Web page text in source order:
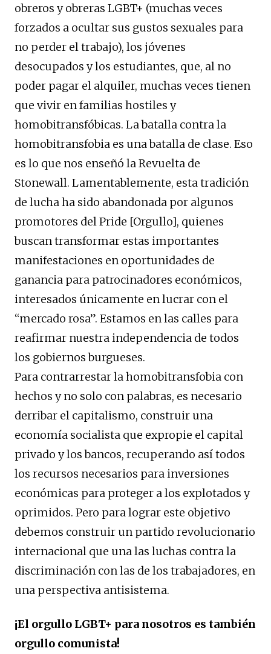
obreros y obreras LGBT+ (muchas veces
forzados a ocultar sus gustos sexuales para
no perder el trabajo), los jóvenes
desocupados y los estudiantes, que, al no
poder pagar el alquiler, muchas veces tienen
que vivir en familias hostiles y
homobitransfóbicas. La batalla contra la
homobitransfobia es una batalla de clase. Eso
es lo que nos enseñó la Revuelta de
Stonewall. Lamentablemente, esta tradición
de lucha ha sido abandonada por algunos
promotores del Pride [Orgullo], quienes
buscan transformar estas importantes
manifestaciones en oportunidades de
ganancia para patrocinadores económicos,
interesados ​​únicamente en lucrar con el
“mercado rosa”. Estamos en las calles para
reafirmar nuestra independencia de todos
los gobiernos burgueses.
Para contrarrestar la homobitransfobia con
hechos y no solo con palabras, es necesario
derribar el capitalismo, construir una
economía socialista que expropie el capital
privado y los bancos, recuperando así todos
los recursos necesarios para inversiones
económicas para proteger a los explotados y
oprimidos. Pero para lograr este objetivo
debemos construir un partido revolucionario
internacional que una las luchas contra la
discriminación con las de los trabajadores, en
una perspectiva antisistema.
¡El orgullo LGBT+ para nosotros es también
orgullo comunista!